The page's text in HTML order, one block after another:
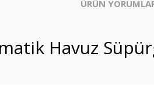
ÜRÜN
Havuz